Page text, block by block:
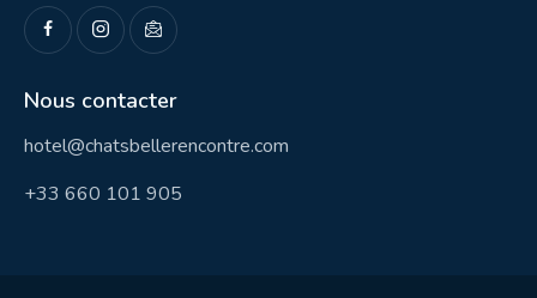
Nous contacter
hotel@chatsbellerencontre.com
+33 660 101 905